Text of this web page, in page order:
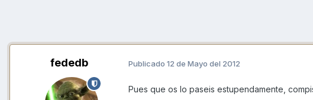
fededb Publicado 12 de Mayo del 2012
Pues que os lo paseis estupendamente,